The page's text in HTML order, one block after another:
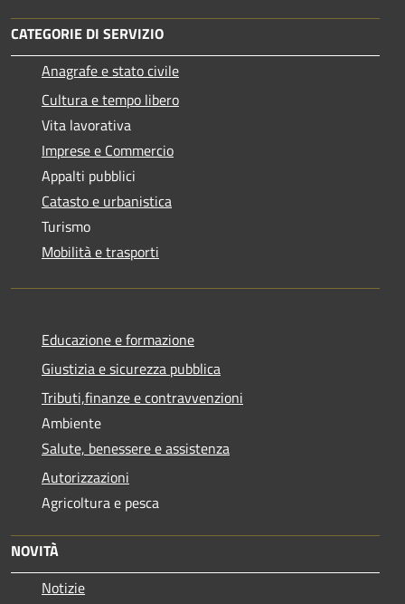
CATEGORIE DI SERVIZIO
Anagrafe e stato civile
Cultura e tempo libero
Vita lavorativa
Imprese e Commercio
Appalti pubblici
Catasto e urbanistica
Turismo
Mobilità e trasporti
Educazione e formazione
Giustizia e sicurezza pubblica
Tributi,finanze e contravvenzioni
Ambiente
Salute, benessere e assistenza
Autorizzazioni
Agricoltura e pesca
NOVITÀ
Notizie